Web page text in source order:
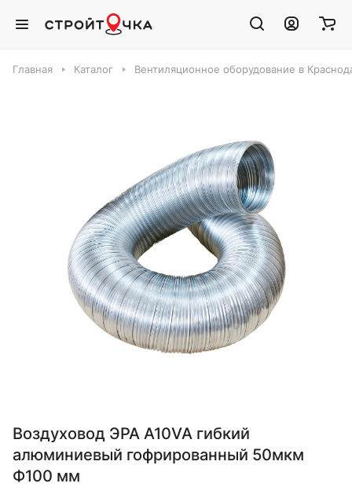
Главная Каталог Вентиляционное оборудование в
Воздуховод ЭРА A10VA гибкий
алюминиевый гофрированный 50мкм
Ф100 мм